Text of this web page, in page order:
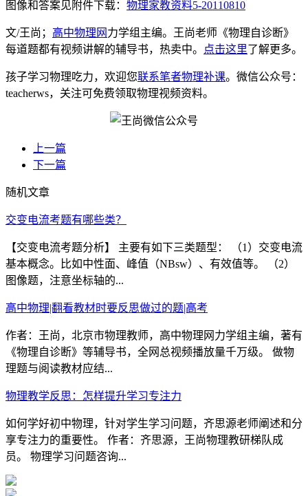
图像和答案见附件下载： 物理家教资料5-20110810
文/王尚； 高中物理网 力学组主编。王尚老师《物理自诊断》
每道题都有视频讲解的辅导书，热卖中。
点击这里了解更多。
孩子学习物理吃力，欢迎您联系笔者物理补课。微信公众号：
teacherws，关注可免费领取物理视频资料。
上一篇
下一篇
随机文章
交变电流考题有哪些类？
【交变电流考题分析】 主要有如下三类题型： （1）交变电流
基本概念。比如中性面、峰值（NBsw）、有效值等。 （2）
图像题，注意坐标轴的...
高中物理|翻看教材时要反思做过的题|高考
作者：王尚，北京市物理教师，高中物理网力学组主编，著有
《物理自诊断》等辅导书，全网总视频播放量千万级。 做物
理题与阅读教材应结...
物理教学反思：怎样提升学习专注力
如何学好初中物理，针对学生学习问题，齐思源老师阐述和分
享专注力的重要性。 作者：齐思源，王尚物理教研梯队成
员。 物理学习问题咨询...